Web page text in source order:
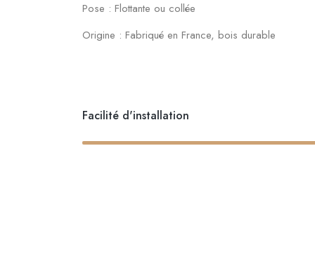
Pose : Flottante ou collée
Origine : Fabriqué en France, bois durable
Facilité d'installation